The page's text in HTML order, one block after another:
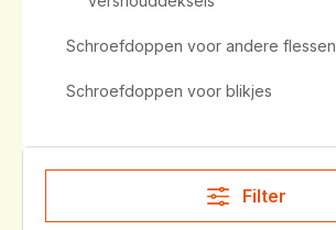
Schroefdoppen voor andere flessen
Schroefdoppen voor blikjes
Filter